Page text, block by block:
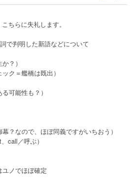
ちらに失礼します。
で判明した新語などについて
？）
ク＝艦橋は既出）
可能性も？）
？なので、ほぼ同義ですがいちおう）
call／呼ぶ）
ノでほぼ確定